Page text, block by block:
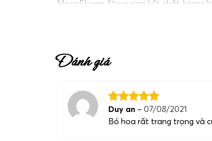
MoonFlower Store cam kết chất lượng
Đánh giá
Duy an – 07/08/2021
Bó hoa rất trang trọng và